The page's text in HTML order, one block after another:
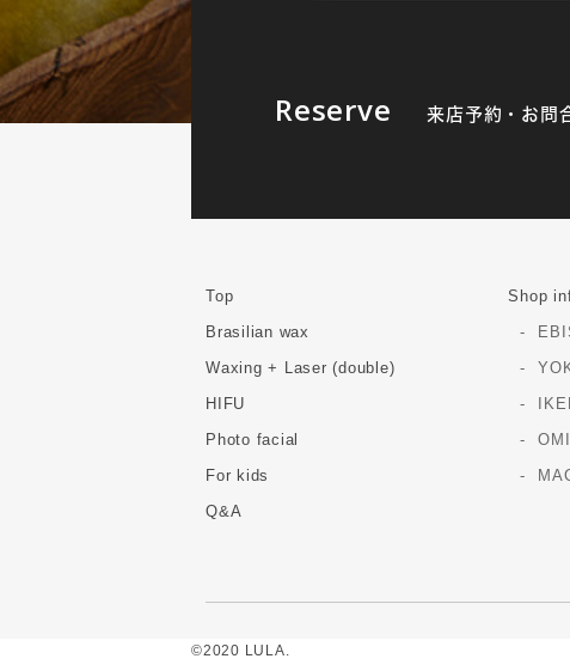
Reserve 来店予約・お問
Top
Brasilian wax
Waxing + Laser (double)
HIFU
Photo facial
For kids
Q&A
Shop
©2020 LULA.